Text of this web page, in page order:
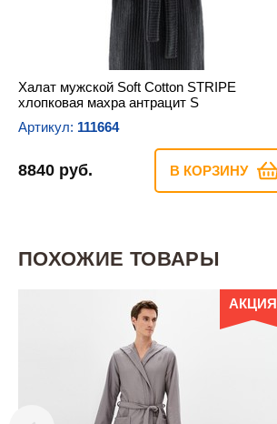
Халат мужской Soft Cotton STRIPE
хлопковая махра антрацит S
Артикул: 111664
8840 руб. В КОРЗИНУ
ПОХОЖИЕ ТОВАРЫ
АКЦИЯ